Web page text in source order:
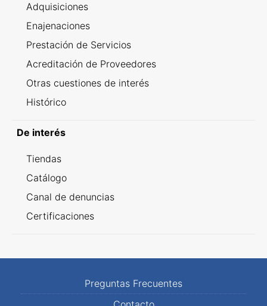
Adquisiciones
Enajenaciones
Prestación de Servicios
Acreditación de Proveedores
Otras cuestiones de interés
Histórico
De interés
Tiendas
Catálogo
Canal de denuncias
Certificaciones
Preguntas Frecuentes